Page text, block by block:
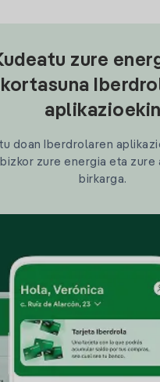
zure
aplikazioekin
doan Iberdrolaren
zure energia eta zure
birkarga.